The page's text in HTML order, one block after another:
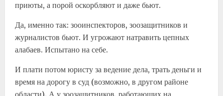
приюты, а порой оскорбляют и даже бьют.
Да, именно так: зооинспекторов, зоозащитников и
журналистов бьют. И угрожают натравить цепных
алабаев. Испытано на себе.
И плати потом юристу за ведение дела, трать деньги и
время на дорогу в суд (возможно, в другом районе